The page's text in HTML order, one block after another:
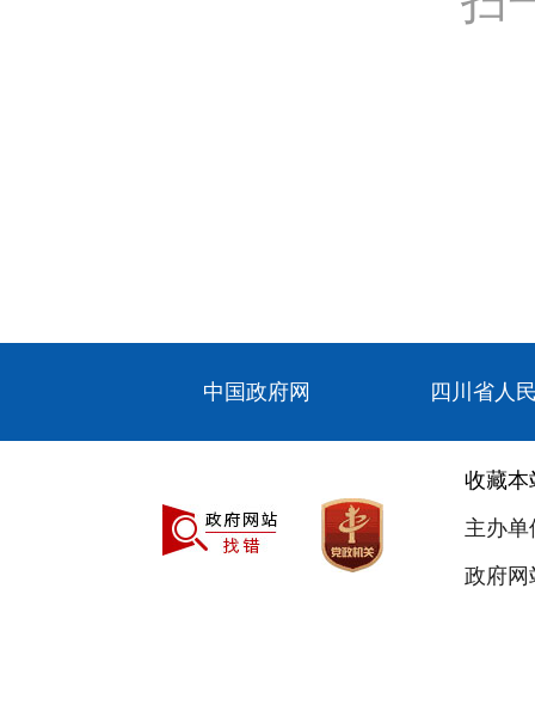
中国政府网 四川省人
收藏本
主办
政府网